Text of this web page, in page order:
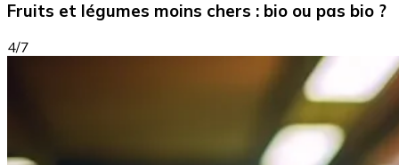
Fruits et légumes moins chers : bio ou pas bio ?
4/7